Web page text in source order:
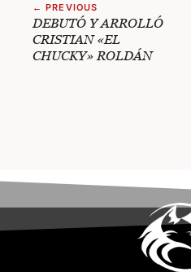
← PREVIOUS
DEBUTÓ Y ARROLLÓ
CRISTIAN «EL
CHUCKY» ROLDÁN